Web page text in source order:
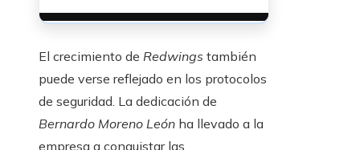
El crecimiento de Redwings también
puede verse reflejado en los protocolos
de seguridad. La dedicación de
Bernardo Moreno León ha llevado a la
empresa a conquistar las